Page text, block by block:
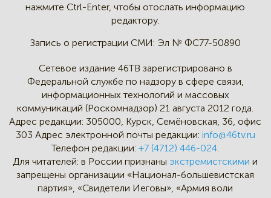
нажмите Ctrl-Enter, чтобы отослать информацию
редактору.
Запись о регистрации СМИ: Эл № ФС77-50890
Сетевое издание 46ТВ зарегистрировано в
Федеральной службе по надзору в сфере связи,
информационных технологий и массовых
коммуникаций (Роскомнадзор) 21 августа 2012 года.
Адрес редакции: 305000, Курск, Семёновская, 36, офис
303 Адрес электронной почты редакции: info@46tv.ru
Телефон редакции: +7 (4712) 446-024
Для читателей: в России признаныэкстремистскими и
запрещены организации «Национал-большевистская
партия», «Свидетели Иеговы», «Армия воли